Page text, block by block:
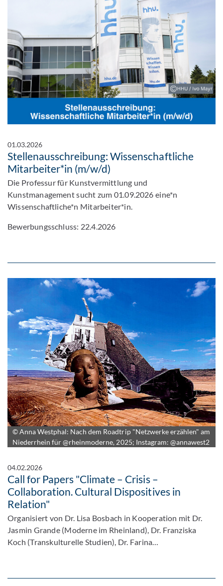
01.03.2026
Stellenausschreibung: Wissenschaftliche
Mitarbeiter*in (m/w/d)
Die Professur für Kunstvermittlung und
Kunstmanagement sucht zum 01.09.2026 eine*n
Wissenschaftliche*n Mitarbeiter*in.
Bewerbungsschluss: 22.4.2026
© Anna Westphal: Nach dem Roadtrip "Netzwerke erzählen" am
Niederrhein für @rheinmoderne, 2025; Instagram: @annawest2
04.02.2026
Call for Papers "Climate – Crisis –
Collaboration. Cultural Dispositives in
Relation"
Organisiert von Dr. Lisa Bosbach in Kooperation mit Dr.
Jasmin Grande (Moderne im Rheinland), Dr. Franziska
Koch (Transkulturelle Studien), Dr. Farina…